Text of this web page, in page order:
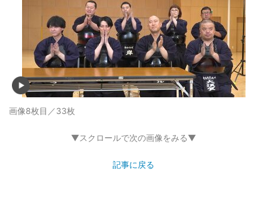
画像8枚目／33枚
▼スクロールで次の画像をみる▼
記事に戻る